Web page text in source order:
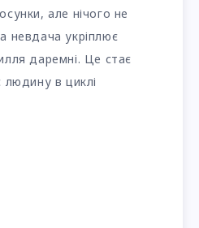
але нічого не
невдача укріплює
даремні. Це стає
в циклі